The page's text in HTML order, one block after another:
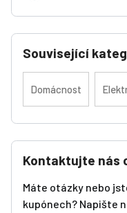
Související
Domácnost
Kontaktujte nás
Máte otázky nebo
kupónech? Napište